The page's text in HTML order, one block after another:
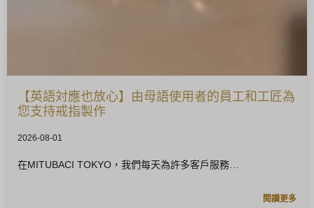
【英語対應也放心】由母語使用者的員工和工匠為
您支持戒指製作
2026-08-01
在MITUBACI TOKYO，我們每天為許多客戶服務
閱讀更多